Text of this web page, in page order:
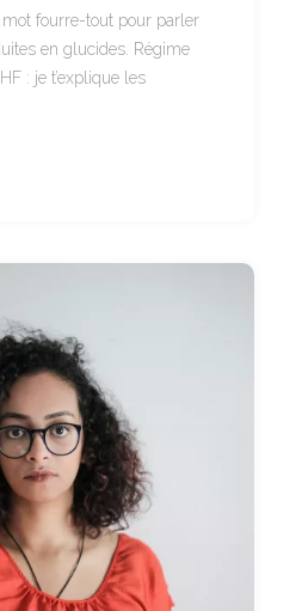
fourre-tout pour parler
en glucides. Régime
: je t’explique les